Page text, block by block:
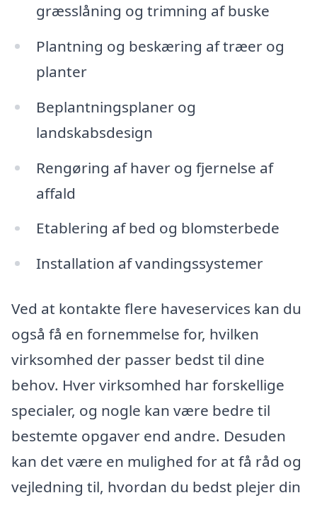
græsslåning og trimning af buske
Plantning og beskæring af træer og
planter
Beplantningsplaner og
landskabsdesign
Rengøring af haver og fjernelse af
affald
Etablering af bed og blomsterbede
Installation af vandingssystemer
Ved at kontakte flere haveservices kan du
også få en fornemmelse for, hvilken
virksomhed der passer bedst til dine
behov. Hver virksomhed har forskellige
specialer, og nogle kan være bedre til
bestemte opgaver end andre. Desuden
kan det være en mulighed for at få råd og
vejledning til, hvordan du bedst plejer din